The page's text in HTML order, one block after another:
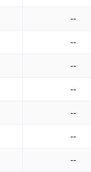
--
--
--
--
--
--
--